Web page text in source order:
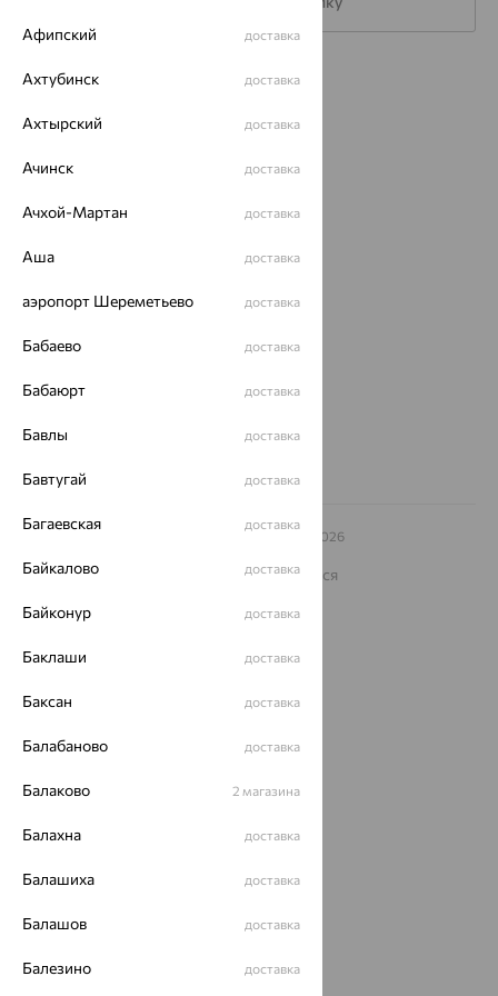
Каталог
Акции
Магазины
Покупателям
ул. Зегеля, 27/2
8 (800) 250-02-30
© ООО «Ювелирный дом «Кристалл»,
– 2026
На информационном ресурсе применяются
ОГРН 1044800168379
Афипский доставка
Ахтубинск доставка
Ахтырский доставка
Ачинск доставка
Ачхой-Мартан доставка
Аша доставка
аэропорт Шереметьево доставка
Бабаево доставка
Бабаюрт доставка
Бавлы доставка
Бавтугай доставка
Багаевская доставка
Байкалово доставка
Байконур доставка
Баклаши доставка
Баксан доставка
Балабаново доставка
Балаково 2 магазина
Балахна доставка
Балашиха доставка
Балашов доставка
Балезино доставка